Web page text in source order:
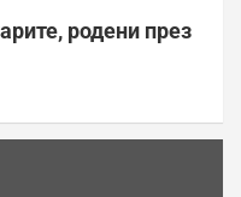
родени през